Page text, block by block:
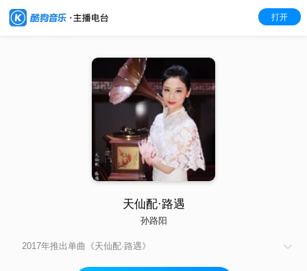
打开
天仙配·路遇
孙路阳
2017年推出单曲《天仙配·路遇》